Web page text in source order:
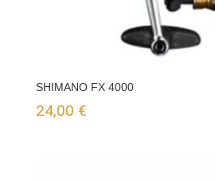
SHIMANO FX 4000
24,00 €